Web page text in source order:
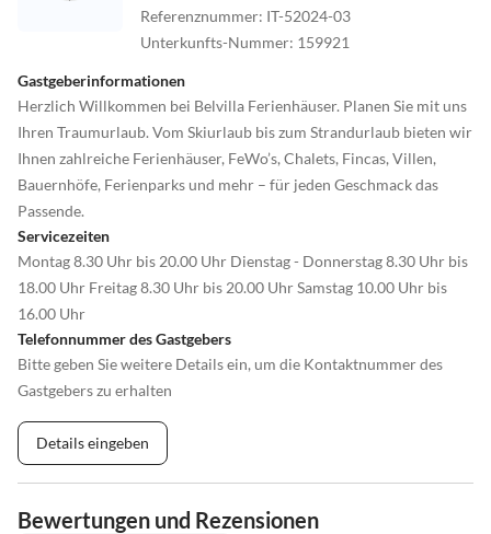
Referenznummer: IT-52024-03
Unterkunfts-Nummer: 159921
Gastgeberinformationen
Herzlich Willkommen bei Belvilla Ferienhäuser. Planen Sie mit uns
Ihren Traumurlaub. Vom Skiurlaub bis zum Strandurlaub bieten wir
Ihnen zahlreiche Ferienhäuser, FeWo’s, Chalets, Fincas, Villen,
Bauernhöfe, Ferienparks und mehr – für jeden Geschmack das
Passende.
Servicezeiten
Montag 8.30 Uhr bis 20.00 Uhr Dienstag - Donnerstag 8.30 Uhr bis
18.00 Uhr Freitag 8.30 Uhr bis 20.00 Uhr Samstag 10.00 Uhr bis
16.00 Uhr
Telefonnummer des Gastgebers
Bitte geben Sie weitere Details ein, um die Kontaktnummer des
Gastgebers zu erhalten
Details eingeben
Bewertungen und Rezensionen